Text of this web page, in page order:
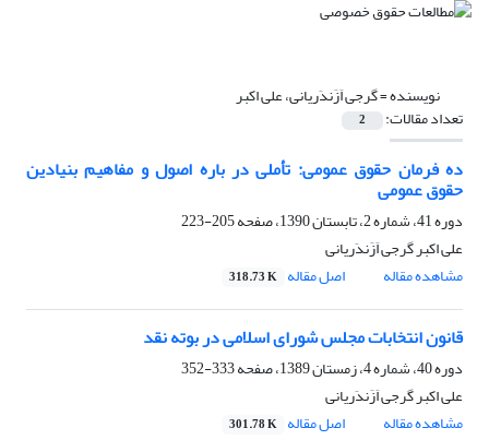
نویسنده =گرجی اَزَندَریانی، علی اکبر
تعداد مقالات: 2
ده فرمان حقوق عمومی: تأملی در باره اصول و مفاهیم بنیادین
حقوق عمومی
دوره 41، شماره 2، تابستان 1390، صفحه
205-223
علی اکبر گرجی اَزَندَریانی
مشاهده مقاله
اصل مقاله 318.73 K
قانون انتخابات مجلس شورای اسلامی در بوته نقد
دوره 40، شماره 4، زمستان 1389، صفحه
333-352
علی اکبر گرجی اَزَندَریانی
مشاهده مقاله
اصل مقاله 301.78 K